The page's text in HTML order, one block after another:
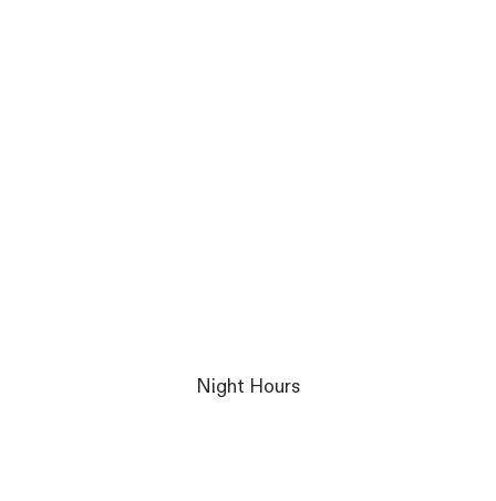
Night Hours